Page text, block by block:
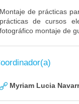
Montaje de prácticas
prácticas de cursos
fotográfico montaje de
Myriam Lucia